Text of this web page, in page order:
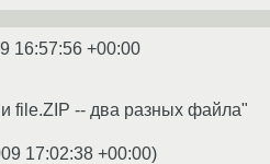
16:57:56 +00:00
file.ZIP -- два разных файла"
17:02:38 +00:00)